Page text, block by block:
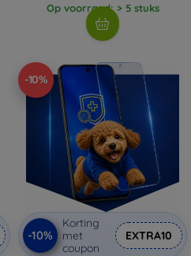
Op voorraad: > 5 stuks
-10%
-10%
Korting
met
coupon
EXTRA10